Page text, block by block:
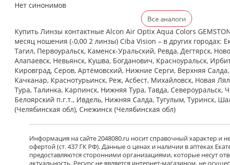
Нет синонимов
Все аналоги
Купить Линзы контактные Alcon Air Optix Aqua Colors
месяц ношения (-0,00 2 линзы) Ciba Vision – в других городах:
Тагил, Первоуральск, Каменск-Уральский, Ревда, Дегтярск,
Алапаевск, Невьянск, Кушва, Богданович, Красноуральск,
Кировград, Серов, Артёмовский, Нижние Cерги, Верхняя
Качканар, Краснотурьинск, Реж, Асбест, Михайловск, Новая
Тура, Талинка, Карпинск, Нижняя Тура, Тавда, Североуральск,
Белоярский п.г.т., Ивдель, Нижняя Салда, Тугулым, Туринск,
(Челябинская обл), Снежинск (Челябинская обл)
Информация на сайте 2048080.ru носит справочный характер и
офертой (ст. 437 ГК РФ). Данные о ценах и наличии в аптеках
предоставляются сторонними организациями, которые несут
актуальность. Ресурс не является интернет-магазином, не